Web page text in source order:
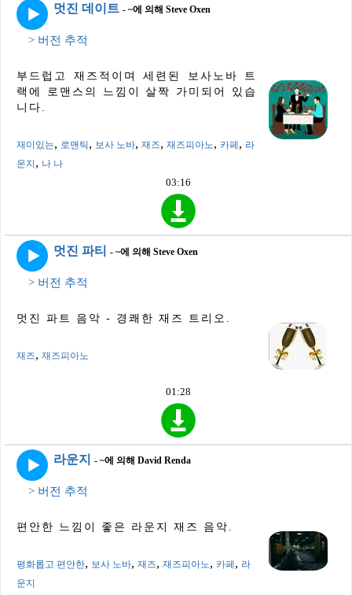
멋진 데이트 - ~에 의해 Steve Oxen
> 버전 추적
부드럽고 재즈적이며 세련된 보사노바 트
랙에 로맨스의 느낌이 살짝 가미되어 있습
니다.
재미있는, 로맨틱 , 보사 노바, 재즈, 재즈피아노, 카페 , 라
운지 , 나 나
03:16
멋진 파티 - ~에 의해 Steve Oxen
> 버전 추적
멋진 파트 음악 - 경쾌한 재즈 트리오.
재즈, 재즈피아노
01:28
라운지 - ~에 의해 David Renda
> 버전 추적
편안한 느낌이 좋은 라운지 재즈 음악.
평화롭고 편안한, 보사 노바, 재즈, 재즈피아노, 카페 , 라
운지